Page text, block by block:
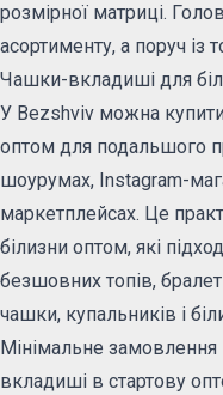
розмірної матриці.
асортименту, а поруч із
Чашки-вкладиші для
У Bezshviv можна
оптом для подальшого
шоурумах, Instagram-
маркетплейсах. Це
білизни оптом, які
безшовних топів,
чашки, купальників і
Мінімальне замовлення
вкладиші в стартову